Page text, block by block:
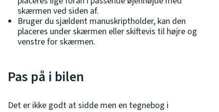
skærmen ved siden af.
Bruger du sjældent manuskriptholder, kan den
placeres under skærmen eller skiftevis til højre og
venstre for skærmen.
Pas på i bilen
Det er ikke godt at sidde men en tegnebog i